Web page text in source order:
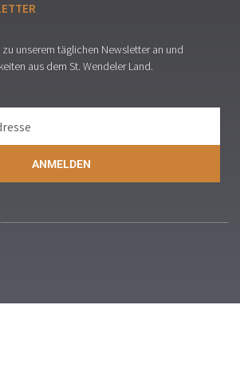
unserem täglichen Newsletter an und
aus dem St. Wendeler Land.
ANMELDEN